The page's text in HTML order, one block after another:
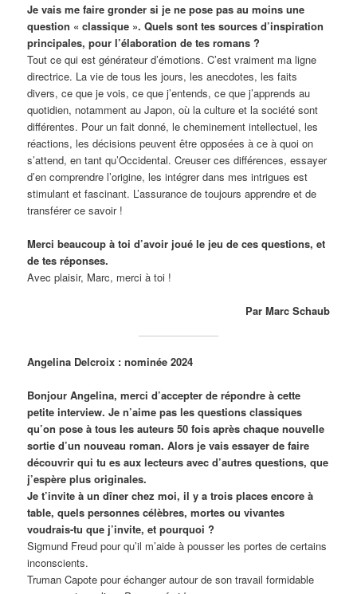
Je vais me faire gronder si je ne pose pas au moins une
question « classique ». Quels sont tes sources d’inspiration
principales, pour l’élaboration de tes romans ?
Tout ce qui est générateur d’émotions. C’est vraiment ma ligne
directrice. La vie de tous les jours, les anecdotes, les faits
divers, ce que je vois, ce que j’entends, ce que j’apprends au
quotidien, notamment au Japon, où la culture et la société sont
différentes. Pour un fait donné, le cheminement intellectuel, les
réactions, les décisions peuvent être opposées à ce à quoi on
s’attend, en tant qu’Occidental. Creuser ces différences, essayer
d’en comprendre l’origine, les intégrer dans mes intrigues est
stimulant et fascinant. L’assurance de toujours apprendre et de
transférer ce savoir !
Merci beaucoup à toi d’avoir joué le jeu de ces questions, et
de tes réponses.
Avec plaisir, Marc, merci à toi !
Par Marc Schaub
Angelina Delcroix : nominée 2024
Bonjour Angelina, merci d’accepter de répondre à cette
petite interview. Je n’aime pas les questions classiques
qu’on pose à tous les auteurs 50 fois après chaque nouvelle
sortie d’un nouveau roman. Alors je vais essayer de faire
découvrir qui tu es aux lecteurs avec d’autres questions, que
j’espère plus originales.
Je t’invite à un dîner chez moi, il y a trois places encore à
table, quels personnes célèbres, mortes ou vivantes
voudrais-tu que j’invite, et pourquoi ?
Sigmund Freud pour qu’il m’aide à pousser les portes de certains
inconscients.
Truman Capote pour échanger autour de son travail formidable